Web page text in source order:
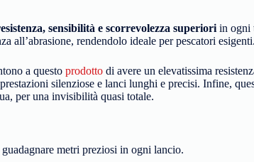
sensibilità e scorrevolezza superiori in ogni
all’abrasione, rendendolo ideale per pescatori esigenti.
a questo prodotto di avere un elevatissima
silenziose e lanci lunghi e precisi. Infine,
per una invisibilità quasi totale.
metri preziosi in ogni lancio.